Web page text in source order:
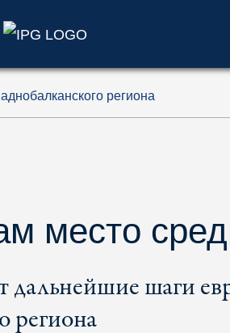
региона
место
шаги
региона